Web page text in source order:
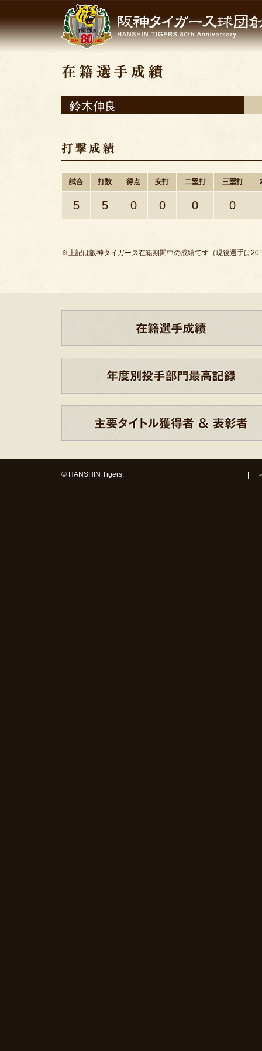
鈴木伸良
試合 打数 得点 安打 二塁打 三塁打
5 5 0 0 0 0
※上記は阪神タイガース在籍期間中の成績です（現役選手は
© HANSHIN Tigers.